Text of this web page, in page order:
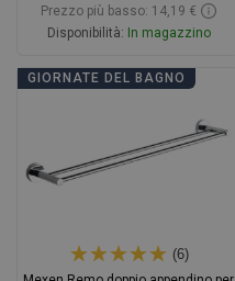
Prezzo più basso: 14,19 €
Disponibilità: In magazzino
Aggiungi al carrello
GIORNATE DEL BAGNO
(6)